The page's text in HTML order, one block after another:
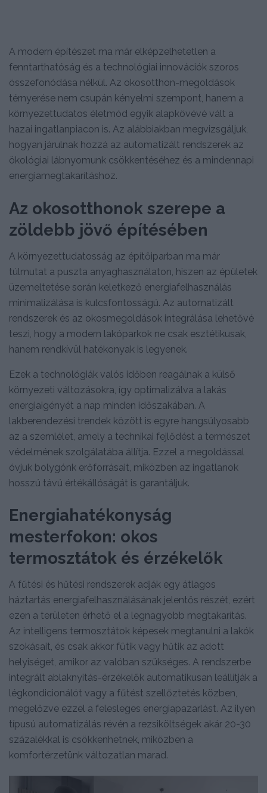
A modern építészet ma már elképzelhetetlen a
fenntarthatóság és a technológiai innovációk szoros
összefonódása nélkül. Az okosotthon-megoldások
térnyerése nem csupán kényelmi szempont, hanem a
környezettudatos életmód egyik alapkövévé vált a
hazai ingatlanpiacon is. Az alábbiakban megvizsgáljuk,
hogyan járulnak hozzá az automatizált rendszerek az
ökológiai lábnyomunk csökkentéséhez és a mindennapi
energiamegtakarításhoz.
Az okosotthonok szerepe a
zöldebb jövő építésében
A környezettudatosság az építőiparban ma már
túlmutat a puszta anyaghasználaton, hiszen az épületek
üzemeltetése során keletkező energiafelhasználás
minimalizálása is kulcsfontosságú. Az automatizált
rendszerek és az okosmegoldások integrálása lehetővé
teszi, hogy a modern lakóparkok ne csak esztétikusak,
hanem rendkívül hatékonyak is legyenek.
Ezek a technológiák valós időben reagálnak a külső
környezeti változásokra, így optimalizálva a lakás
energiaigényét a nap minden időszakában. A
lakberendezési trendek között is egyre hangsúlyosabb
az a szemlélet, amely a technikai fejlődést a természet
védelmének szolgálatába állítja. Ezzel a megoldással
óvjuk bolygónk erőforrásait, miközben az ingatlanok
hosszú távú értékállóságát is garantáljuk.
Energiahatékonyság
mesterfokon: okos
termosztátok és érzékelők
A fűtési és hűtési rendszerek adják egy átlagos
háztartás energiafelhasználásának jelentős részét, ezért
ezen a területen érhető el a legnagyobb megtakarítás.
Az intelligens termosztátok képesek megtanulni a lakók
szokásait, és csak akkor fűtik vagy hűtik az adott
helyiséget, amikor az valóban szükséges. A rendszerbe
integrált ablaknyitás-érzékelők automatikusan leállítják a
légkondicionálót vagy a fűtést szellőztetés közben,
megelőzve ezzel a felesleges energiapazarlást. Az ilyen
típusú automatizálás révén a rezsiköltségek akár 20-30
százalékkal is csökkenhetnek, miközben a
komfortérzetünk változatlan marad.